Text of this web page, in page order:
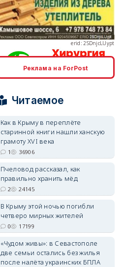
erid: 2SDnjcLUypt
erid: 2SDnjcrDNw6
Реклама на ForPost
Читаемое
Как в Крыму в переплёте
старинной книги нашли ханскую
грамоту XVI века
1 36906
Пчеловод рассказал, как
правильно хранить мёд
2 24145
В Крыму этой ночью погибли
четверо мирных жителей
0 17199
«Чудом живы»: в Севастополе
две семьи остались без жилья
после налёта украинских БПЛА